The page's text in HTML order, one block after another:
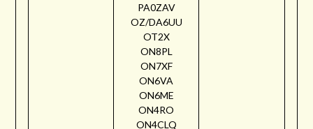
PA0ZAV
OZ/DA6UU
OT2X
ON8PL
ON7XF
ON6VA
ON6ME
ON4RO
ON4CLQ